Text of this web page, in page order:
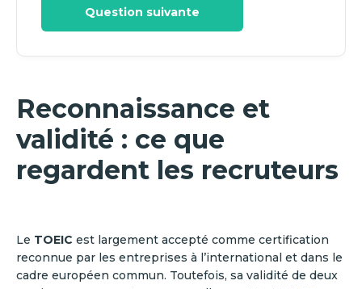
Question suivante
Reconnaissance et
validité : ce que
regardent les recruteurs
Le TOEIC est largement accepté comme certification
reconnue par les entreprises à l’international et dans le
cadre européen commun. Toutefois, sa validité de deux